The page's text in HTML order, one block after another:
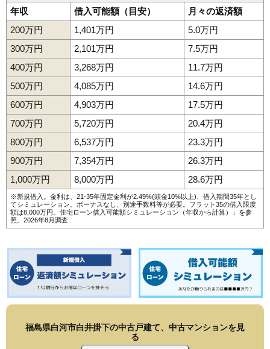
年収
借入可能額（目安）
月々の返済額
200万円
1,401万円
5.0万円
300万円
2,101万円
7.5万円
400万円
3,268万円
11.7万円
500万円
4,085万円
14.6万円
600万円
4,903万円
17.5万円
700万円
5,720万円
20.4万円
800万円
6,537万円
23.3万円
900万円
7,354万円
26.3万円
1,000万円
8,000万円 28.6万円
※新規借入。金利は、21-35年固定金利が2.49%(頭金10%以上)、借入期間35年とし
てシミュレーション。ボーナスなし、別途手数料等が必要。フラット35の借入限度
額は8,000万円。 住宅ローン借入可能額シミュレーション（年収から計算）
」を参
照。2026年8月調査
福島県白河市白井掛下の中古戸建て、中古マンションを見
る